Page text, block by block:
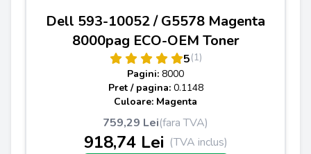
Dell 593-10052 / G5578 Magenta
8000pag ECO-OEM Toner
5(1)
Pagini: 8000
Pret / pagina: 0.1148
Culoare: Magenta
759,29 Lei(fara TVA)
918,74 Lei (TVA inclus)